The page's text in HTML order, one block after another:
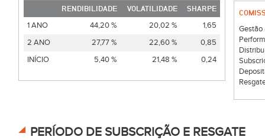
RENDIBILIDADE VOLATILIDADE
SHARPE
1 ANO
44,20 % 20,02 %
1,65
2 ANO
27,77 % 22,60 %
0,85
INÍCIO
5,40 % 21,48 % 0,24
Gestão
PERÍODO DE SUBSCRIÇÃO E RESGATE